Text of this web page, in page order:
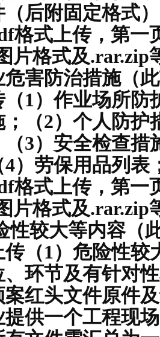
后附固定格式
格式上传，第一
片格式及.rar.zip
危害防治措施（
（1）作业场所防
（2）个人防护
3）安全检查措
）劳保用品列表
格式上传，第一
片格式及.rar.zip
较大等内容（
传（1）危险性较
环节及有针对
红头文件原件
供一个工程现